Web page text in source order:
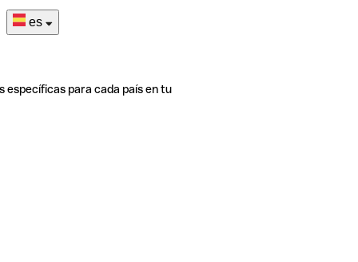
es
específicas para cada país en tu